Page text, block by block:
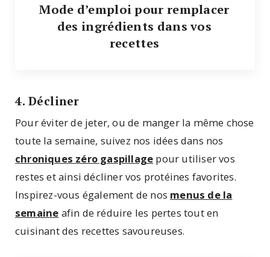
Mode d’emploi pour remplacer
des ingrédients dans vos
recettes
4. Décliner
Pour éviter de jeter, ou de manger la même chose
toute la semaine, suivez nos idées dans nos
chroniques zéro gaspillage pour utiliser vos
restes et ainsi décliner vos protéines favorites.
Inspirez-vous également de nos menus de la
semaine afin de réduire les pertes tout en
cuisinant des recettes savoureuses.